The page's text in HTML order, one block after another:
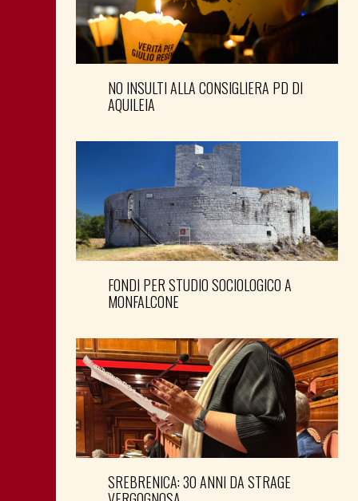
NO INSULTI ALLA CONSIGLIERA PD DI
AQUILEIA
FONDI PER STUDIO SOCIOLOGICO A
MONFALCONE
SREBRENICA: 30 ANNI DA STRAGE